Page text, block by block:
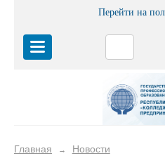
Перейти на
Главная → Новости